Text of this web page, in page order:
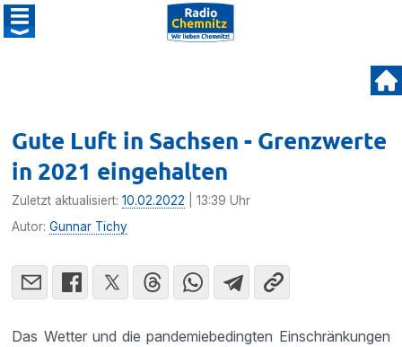
Gute Luft in Sachsen - Grenzwerte
in 2021 eingehalten
Zuletzt aktualisiert:10.02.2022 | 13:39 Uhr
Autor:Gunnar Tichy
Das Wetter und die pandemiebedingten Einschränkungen